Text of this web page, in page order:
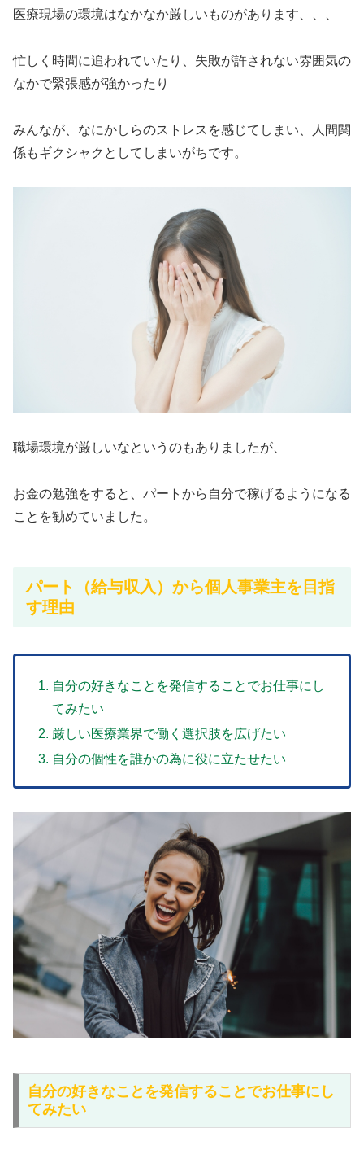
医療現場の環境はなかなか厳しいものがあります、、、
忙しく時間に追われていたり、失敗が許されない雰囲気の
なかで緊張感が強かったり
みんなが、なにかしらのストレスを感じてしまい、人間関
係もギクシャクとしてしまいがちです。
職場環境が厳しいなというのもありましたが、
お金の勉強をすると、パートから自分で稼げるようになる
ことを勧めていました。
パート（給与収入）から個人事業主を目指
す理由
自分の好きなことを発信することでお仕事にし
てみたい
厳しい医療業界で働く選択肢を広げたい
自分の個性を誰かの為に役に立たせたい
自分の好きなことを発信することでお仕事にし
てみたい